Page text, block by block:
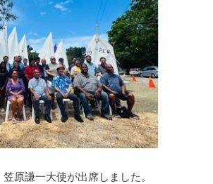
原謙一大使が出席しました。